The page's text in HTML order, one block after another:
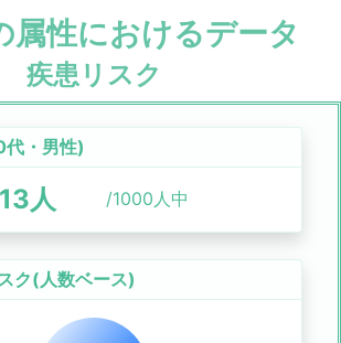
属性におけるデータ
疾患リスク
代 ・ 男性)
13人 /1000人中
ク(人数ベース)